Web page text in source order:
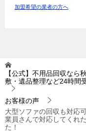
加盟希望の業者の方へ
【公式】不用品回収なら
敷・遺品整理など24時間
お客様の声
大型ソファの回収も対応
業員さんで対応してくれ
た！